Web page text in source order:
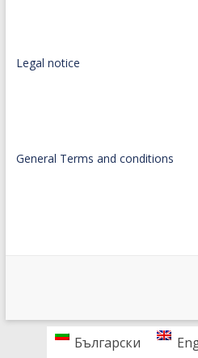
Legal notice
General Terms and conditions
Български